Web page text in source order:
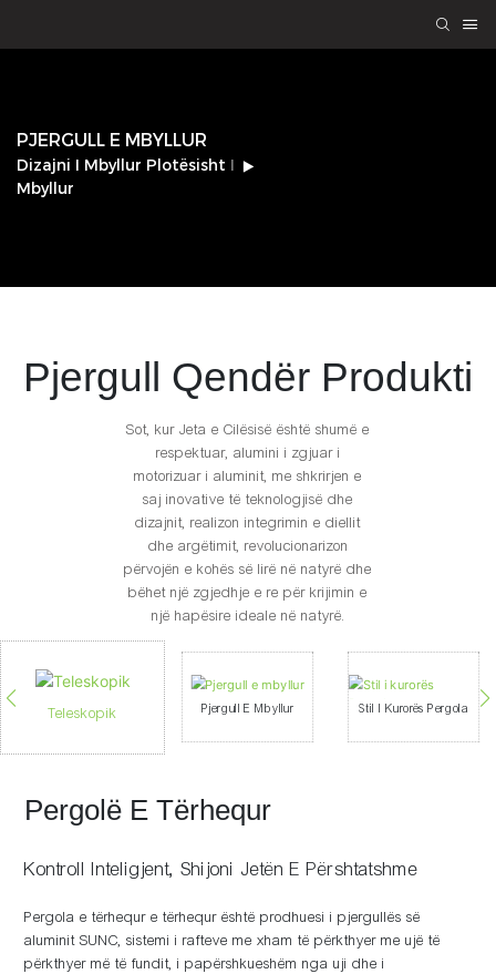
PJERGULL E MBYLLUR
Dizajni I Mbyllur Plotësisht I
Mbyllur
Pjergull Qendër Produkti
Sot, kur Jeta e Cilësisë është shumë e
respektuar, alumini i zgjuar i
motorizuar i aluminit, me shkrirjen e
saj inovative të teknologjisë dhe
dizajnit, realizon integrimin e diellit
dhe argëtimit, revolucionarizon
përvojën e kohës së lirë në natyrë dhe
bëhet një zgjedhje e re për krijimin e
një hapësire ideale në natyrë.
Teleskopik Pjergull E Mbyllur Stil I Kurorës Pergola
Pergolë E Tërhequr
Kontroll Inteligjent, Shijoni Jetën E Përshtatshme
Pergola e tërhequr e tërhequr është prodhuesi i pjergullës së
aluminit SUNC, sistemi i rafteve me xham të përkthyer me ujë të
përkthyer më të fundit, i papërshkueshëm nga uji dhe i